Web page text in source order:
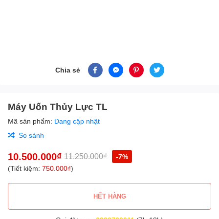
Chia sẻ
Máy Uốn Thủy Lực TL
Mã sản phẩm: Đang cập nhật
So sánh
10.500.000₫ 11.250.000₫
-7%
(Tiết kiệm: 750.000₫)
HẾT HÀNG